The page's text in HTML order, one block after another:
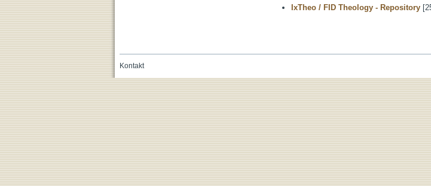
IxTheo / FID Theology - Repository
Kontakt